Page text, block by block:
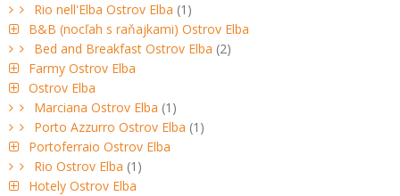
Rio nell'Elba Ostrov Elba (1)
B&B (nocľah s raňajkami) Ostrov Elba
Bed and Breakfast Ostrov Elba (2)
Farmy Ostrov Elba
Ostrov Elba
Marciana Ostrov Elba (1)
Porto Azzurro Ostrov Elba (1)
Portoferraio Ostrov Elba
Rio Ostrov Elba (1)
Hotely Ostrov Elba